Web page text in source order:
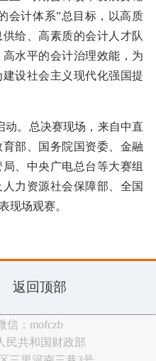
会计体系”总目标，以高质
给、高素质的会计人才队
水平的会计治理效能，为
设社会主义现代化强国提
。总决赛现场，来自中直
部、国务院国资委、金融
、中央广电总台等大赛组
力资源社会保障部、全国
现场观赛。
返回顶部
信：mofczb
民共和国财政部